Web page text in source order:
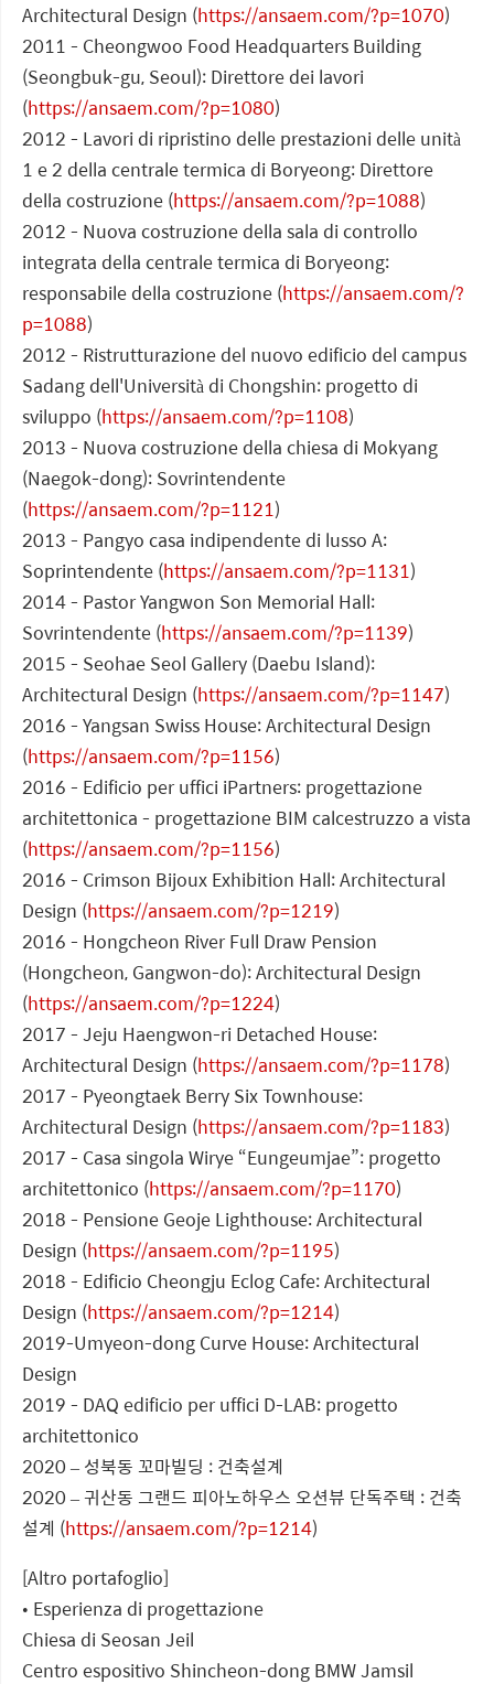
Architectural Design (https://ansaem.com/?p=1070)
2011 - Cheongwoo Food Headquarters Building
(Seongbuk-gu, Seoul): Direttore dei lavori
(https://ansaem.com/?p=1080)
2012 - Lavori di ripristino delle prestazioni delle unità
1 e 2 della centrale termica di Boryeong: Direttore
della costruzione (https://ansaem.com/?p=1088)
2012 - Nuova costruzione della sala di controllo
integrata della centrale termica di Boryeong:
responsabile della costruzione (https://ansaem.com/?
p=1088)
2012 - Ristrutturazione del nuovo edificio del campus
Sadang dell'Università di Chongshin: progetto di
sviluppo (https://ansaem.com/?p=1108)
2013 - Nuova costruzione della chiesa di Mokyang
(Naegok-dong): Sovrintendente
(https://ansaem.com/?p=1121)
2013 - Pangyo casa indipendente di lusso A:
Soprintendente (https://ansaem.com/?p=1131)
2014 - Pastor Yangwon Son Memorial Hall:
Sovrintendente (https://ansaem.com/?p=1139)
2015 - Seohae Seol Gallery (Daebu Island):
Architectural Design (https://ansaem.com/?p=1147)
2016 - Yangsan Swiss House: Architectural Design
(https://ansaem.com/?p=1156)
2016 - Edificio per uffici iPartners: progettazione
architettonica - progettazione BIM calcestruzzo a vista
(https://ansaem.com/?p=1156)
2016 - Crimson Bijoux Exhibition Hall: Architectural
Design (https://ansaem.com/?p=1219)
2016 - Hongcheon River Full Draw Pension
(Hongcheon, Gangwon-do): Architectural Design
(https://ansaem.com/?p=1224)
2017 - Jeju Haengwon-ri Detached House:
Architectural Design (https://ansaem.com/?p=1178)
2017 - Pyeongtaek Berry Six Townhouse:
Architectural Design (https://ansaem.com/?p=1183)
2017 - Casa singola Wirye “Eungeumjae”: progetto
architettonico (https://ansaem.com/?p=1170)
2018 - Pensione Geoje Lighthouse: Architectural
Design (https://ansaem.com/?p=1195)
2018 - Edificio Cheongju Eclog Cafe: Architectural
Design (https://ansaem.com/?p=1214)
2019-Umyeon-dong Curve House: Architectural
Design
2019 - DAQ edificio per uffici D-LAB: progetto
architettonico
2020 – 성북동 꼬마빌딩 : 건축설계
2020 – 귀산동 그랜드 피아노하우스 오션뷰 단독주택 : 건축
설계 (https://ansaem.com/?p=1214)
[Altro portafoglio]
• Esperienza di progettazione
Chiesa di Seosan Jeil
Centro espositivo Shincheon-dong BMW Jamsil